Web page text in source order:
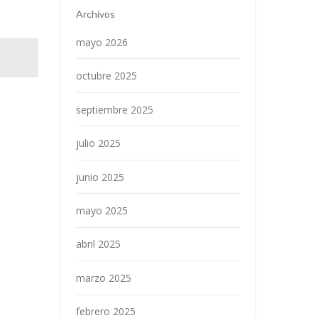
Archivos
mayo 2026
octubre 2025
septiembre 2025
julio 2025
junio 2025
mayo 2025
abril 2025
marzo 2025
febrero 2025